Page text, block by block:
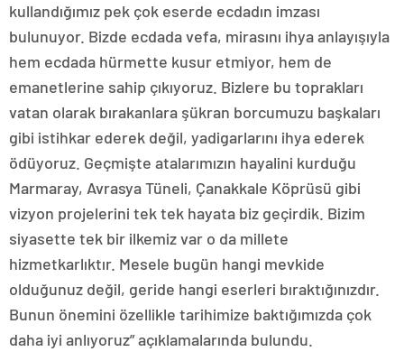
kullandığımız pek çok eserde ecdadın imzası
bulunuyor. Bizde ecdada vefa, mirasını ihya anlayışıyla
hem ecdada hürmette kusur etmiyor, hem de
emanetlerine sahip çıkıyoruz. Bizlere bu toprakları
vatan olarak bırakanlara şükran borcumuzu başkaları
gibi istihkar ederek değil, yadigarlarını ihya ederek
ödüyoruz. Geçmişte atalarımızın hayalini kurduğu
Marmaray, Avrasya Tüneli, Çanakkale Köprüsü gibi
vizyon projelerini tek tek hayata biz geçirdik. Bizim
siyasette tek bir ilkemiz var o da millete
hizmetkarlıktır. Mesele bugün hangi mevkide
olduğunuz değil, geride hangi eserleri bıraktığınızdır.
Bunun önemini özellikle tarihimize baktığımızda çok
daha iyi anlıyoruz” açıklamalarında bulundu.